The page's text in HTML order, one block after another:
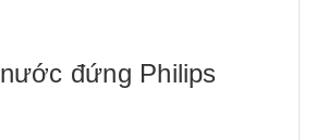
đứng Philips